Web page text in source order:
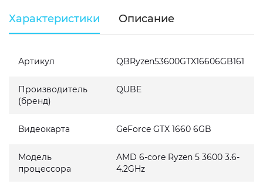
Характеристики Описание
Артикул QBRyzen53600GTX16606GB161
Производитель
(бренд)
QUBE
Видеокарта GeForce GTX 1660 6GB
Модель
процессора
AMD 6-core Ryzen 5 3600 3.6-
4.2GHz